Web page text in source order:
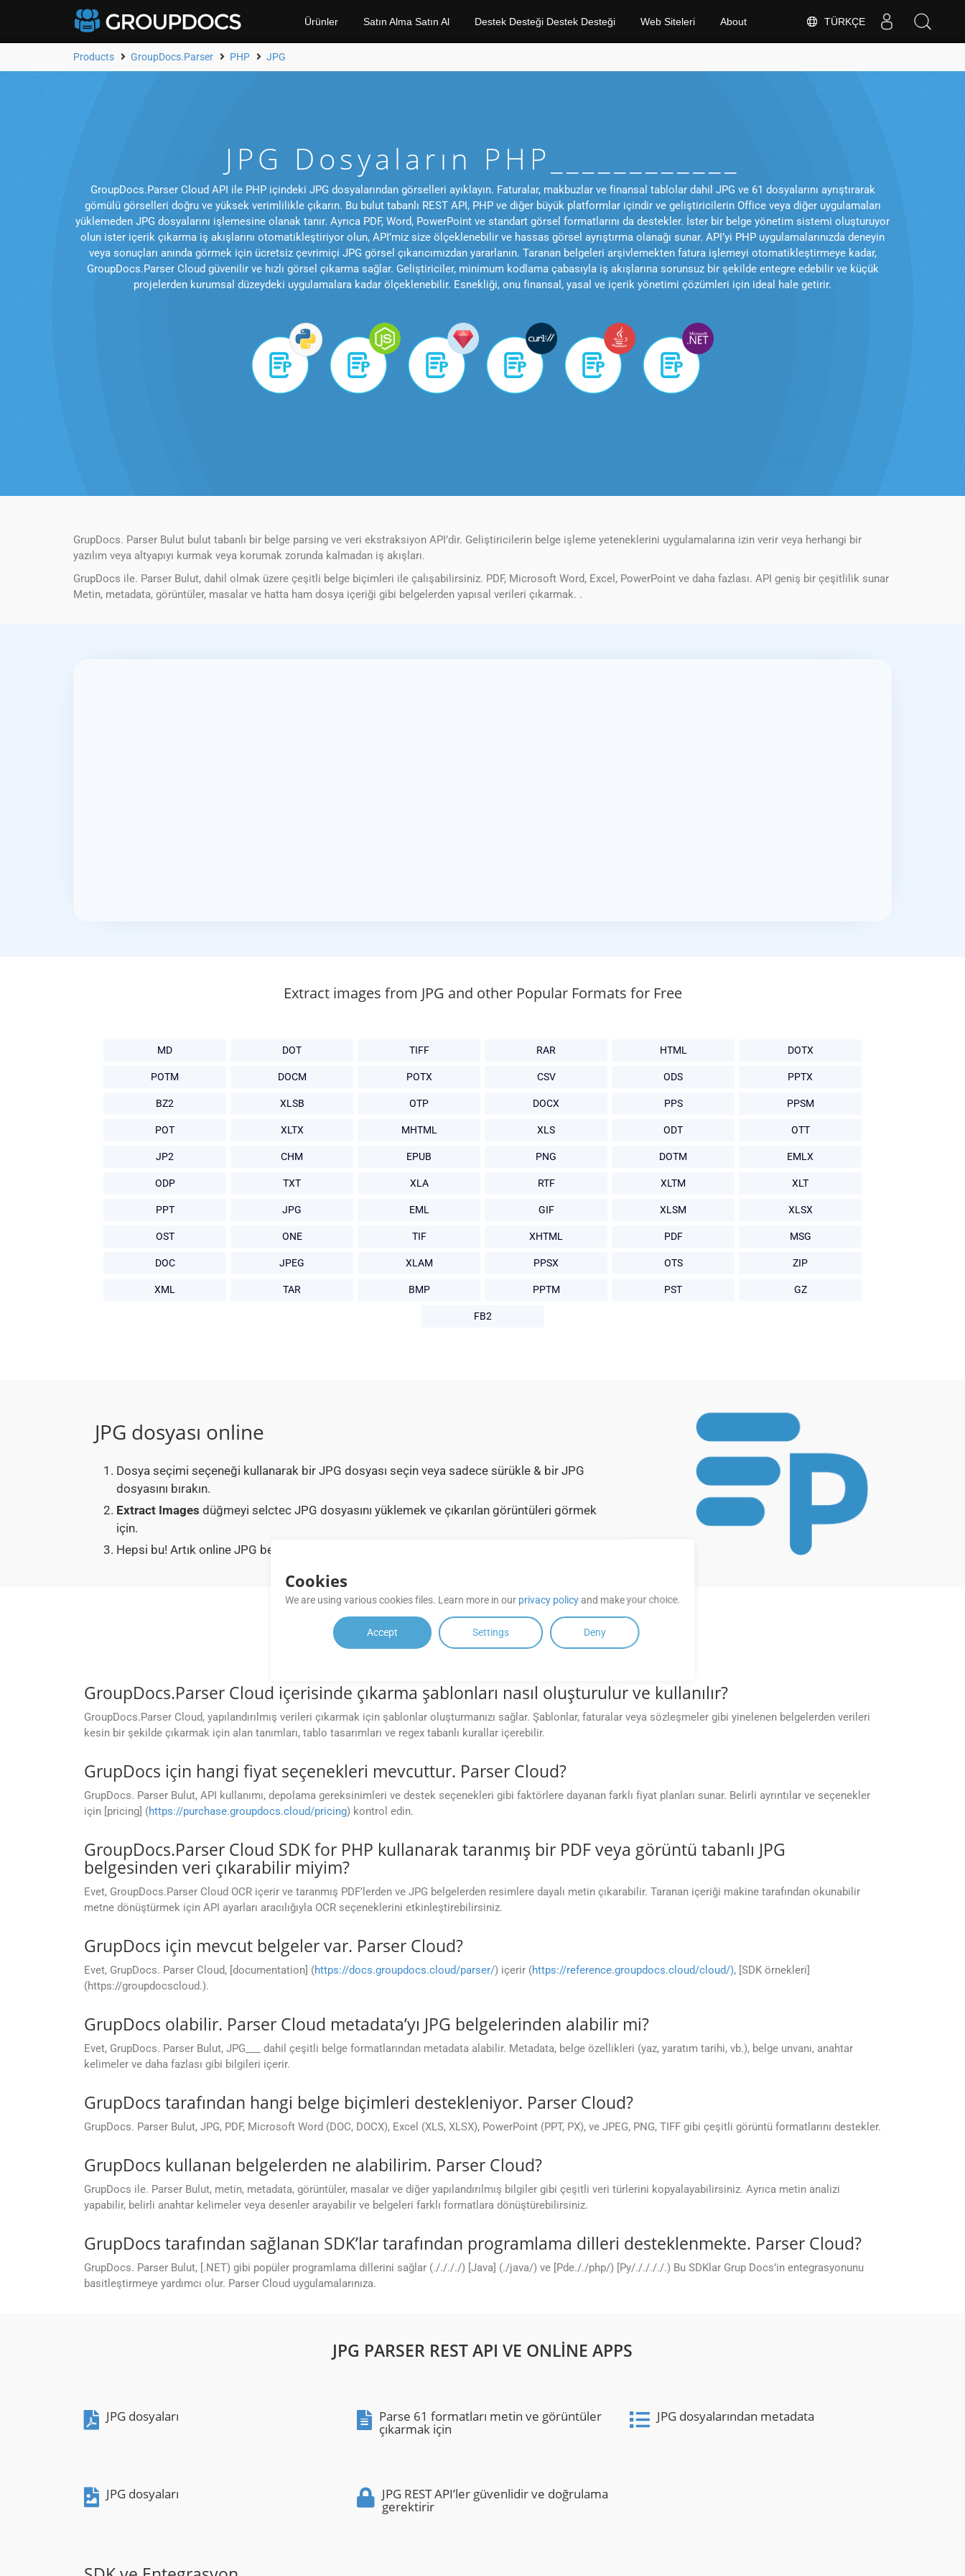
TÜRKÇE
Ürünler Satın Alma Satın Al Destek Desteği Destek Desteği Web Siteleri About
Products GroupDocs.Parser PHP JPG
JPG Dosyaların PHP____________
GroupDocs.Parser Cloud API ile PHP içindeki JPG dosyalarından görselleri ayıklayın. Faturalar, makbuzlar ve finansal tablolar dahil JPG ve 61 dosyalarını ayrıştırarak
gömülü görselleri doğru ve yüksek verimlilikle çıkarın. Bu bulut tabanlı REST API, PHP ve diğer büyük platformlar içindir ve geliştiricilerin Office veya diğer uygulamaları
yüklemeden JPG dosyalarını işlemesine olanak tanır. Ayrıca PDF, Word, PowerPoint ve standart görsel formatlarını da destekler. İster bir belge yönetim sistemi oluşturuyor
olun ister içerik çıkarma iş akışlarını otomatikleştiriyor olun, API’miz size ölçeklenebilir ve hassas görsel ayrıştırma olanağı sunar. API’yi PHP uygulamalarınızda deneyin
veya sonuçları anında görmek için ücretsiz çevrimiçi JPG görsel çıkarıcımızdan yararlanın. Taranan belgeleri arşivlemekten fatura işlemeyi otomatikleştirmeye kadar,
GroupDocs.Parser Cloud güvenilir ve hızlı görsel çıkarma sağlar. Geliştiriciler, minimum kodlama çabasıyla iş akışlarına sorunsuz bir şekilde entegre edebilir ve küçük
projelerden kurumsal düzeydeki uygulamalara kadar ölçeklenebilir. Esnekliği, onu finansal, yasal ve içerik yönetimi çözümleri için ideal hale getirir.
GrupDocs. Parser Bulut bulut tabanlı bir belge parsing ve veri ekstraksiyon API’dir. Geliştiricilerin belge işleme yeteneklerini uygulamalarına izin verir veya herhangi bir
yazılım veya altyapıyı kurmak veya korumak zorunda kalmadan iş akışları.
GrupDocs ile. Parser Bulut, dahil olmak üzere çeşitli belge biçimleri ile çalışabilirsiniz. PDF, Microsoft Word, Excel, PowerPoint ve daha fazlası. API geniş bir çeşitlilik sunar
Metin, metadata, görüntüler, masalar ve hatta ham dosya içeriği gibi belgelerden yapısal verileri çıkarmak. .
Extract images from JPG and other Popular Formats for Free
MD DOT TIFF RAR HTML DOTX
POTM DOCM POTX CSV ODS PPTX
BZ2 XLSB OTP DOCX PPS PPSM
POT XLTX MHTML XLS ODT OTT
JP2 CHM EPUB PNG DOTM EMLX
ODP TXT XLA RTF XLTM XLT
PPT JPG EML GIF XLSM XLSX
OST ONE TIF XHTML PDF MSG
DOC JPEG XLAM PPSX OTS ZIP
XML TAR BMP PPTM PST GZ
FB2
JPG dosyası online
Dosya seçimi seçeneği kullanarak bir JPG dosyası seçin veya sadece sürükle & bir JPG
dosyasını bırakın.
Extract Images düğmeyi selctec JPG dosyasını yüklemek ve çıkarılan görüntüleri görmek
için.
Hepsi bu! Artık online JPG belgenizden görüntüleri görebilirsiniz.
SIK SORULAN SORULAR
GroupDocs.Parser Cloud içerisinde çıkarma şablonları nasıl oluşturulur ve kullanılır?
GroupDocs.Parser Cloud, yapılandırılmış verileri çıkarmak için şablonlar oluşturmanızı sağlar. Şablonlar, faturalar veya sözleşmeler gibi yinelenen belgelerden verileri
kesin bir şekilde çıkarmak için alan tanımları, tablo tasarımları ve regex tabanlı kurallar içerebilir.
GrupDocs için hangi fiyat seçenekleri mevcuttur. Parser Cloud?
GrupDocs. Parser Bulut, API kullanımı, depolama gereksinimleri ve destek seçenekleri gibi faktörlere dayanan farklı fiyat planları sunar. Belirli ayrıntılar ve seçenekler
için [pricing] (https://purchase.groupdocs.cloud/pricing) kontrol edin.
GroupDocs.Parser Cloud SDK for PHP kullanarak taranmış bir PDF veya görüntü tabanlı JPG
belgesinden veri çıkarabilir miyim?
Evet, GroupDocs.Parser Cloud OCR içerir ve taranmış PDF’lerden ve JPG belgelerden resimlere dayalı metin çıkarabilir. Taranan içeriği makine tarafından okunabilir
metne dönüştürmek için API ayarları aracılığıyla OCR seçeneklerini etkinleştirebilirsiniz.
GrupDocs için mevcut belgeler var. Parser Cloud?
Evet, GrupDocs. Parser Cloud, [documentation] (https://docs.groupdocs.cloud/parser/) içerir (https://reference.groupdocs.cloud/cloud/), [SDK örnekleri]
(https://groupdocscloud.).
GrupDocs olabilir. Parser Cloud metadata’yı JPG belgelerinden alabilir mi?
Evet, GrupDocs. Parser Bulut, JPG___ dahil çeşitli belge formatlarından metadata alabilir. Metadata, belge özellikleri (yaz, yaratım tarihi, vb.), belge unvanı, anahtar
kelimeler ve daha fazlası gibi bilgileri içerir.
GrupDocs tarafından hangi belge biçimleri destekleniyor. Parser Cloud?
GrupDocs. Parser Bulut, JPG, PDF, Microsoft Word (DOC, DOCX), Excel (XLS, XLSX), PowerPoint (PPT, PX), ve JPEG, PNG, TIFF gibi çeşitli görüntü formatlarını destekler.
GrupDocs kullanan belgelerden ne alabilirim. Parser Cloud?
GrupDocs ile. Parser Bulut, metin, metadata, görüntüler, masalar ve diğer yapılandırılmış bilgiler gibi çeşitli veri türlerini kopyalayabilirsiniz. Ayrıca metin analizi
yapabilir, belirli anahtar kelimeler veya desenler arayabilir ve belgeleri farklı formatlara dönüştürebilirsiniz.
GrupDocs tarafından sağlanan SDK’lar tarafından programlama dilleri desteklenmekte. Parser Cloud?
GrupDocs. Parser Bulut, [.NET) gibi popüler programlama dillerini sağlar (././././) [Java] (./java/) ve [Pde././php/) [Py/././././.) Bu SDKlar Grup Docs’in entegrasyonunu
basitleştirmeye yardımcı olur. Parser Cloud uygulamalarınıza.
JPG PARSER REST API VE ONLINE APPS
JPG dosyaları Parse 61 formatları metin ve görüntüler
çıkarmak için
JPG dosyalarından metadata
JPG dosyaları JPG REST API’ler güvenlidir ve doğrulama
gerektirir
Cookies
We are using various cookies files. Learn more in our privacy policyand make your choice.
Accept Settings Deny